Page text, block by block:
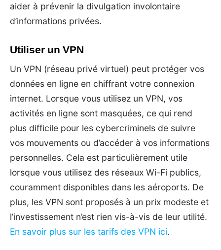
aider à prévenir la divulgation involontaire
d’informations privées.
Utiliser un VPN
Un VPN (réseau privé virtuel) peut protéger vos
données en ligne en chiffrant votre connexion
internet. Lorsque vous utilisez un VPN, vos
activités en ligne sont masquées, ce qui rend
plus difficile pour les cybercriminels de suivre
vos mouvements ou d’accéder à vos informations
personnelles. Cela est particulièrement utile
lorsque vous utilisez des réseaux Wi-Fi publics,
couramment disponibles dans les aéroports. De
plus, les VPN sont proposés à un prix modeste et
l’investissement n’est rien vis-à-vis de leur utilité.
En savoir plus sur les tarifs des VPN ici.